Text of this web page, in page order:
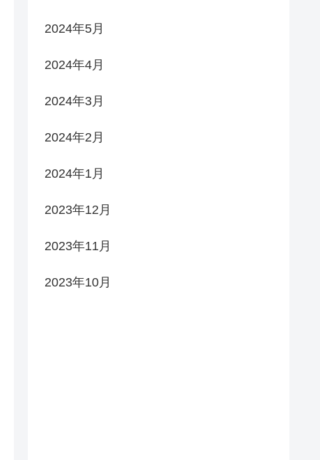
2024年5月
2024年4月
2024年3月
2024年2月
2024年1月
2023年12月
2023年11月
2023年10月